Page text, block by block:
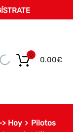
0.00€
0
Hoy
Pilotos